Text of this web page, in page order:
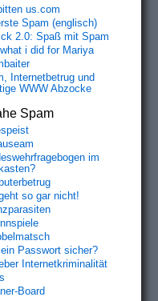
us.com
Spam (englisch)
2.0: Spaß mit Spam
what i did for Mariya
Internetbetrug und
WWW Abzocke
Spam
im
so gar nicht!
Passwort sicher?
Internetkriminalität
Board